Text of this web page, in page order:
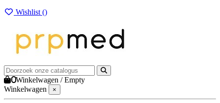
Wishlist ()
0Winkelwagen /Empty
Winkelwagen
×